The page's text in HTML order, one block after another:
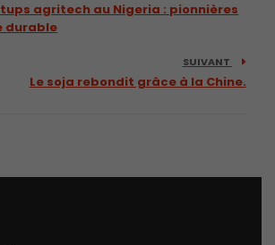
agritech au Nigeria : pionnières
durable
SUIVANT
Le soja rebondit grâce à la Chine.